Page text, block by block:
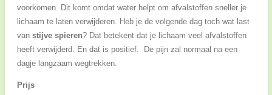
voorkomen. Dit komt omdat water helpt om afvalstoffen sneller je
lichaam te laten verwijderen. Heb je de volgende dag toch wat last
van stijve spieren? Dat betekent dat je lichaam veel afvalstoffen
heeft verwijderd. En dat is positief. De pijn zal normaal na een
dagje langzaam wegtrekken.
Prijs